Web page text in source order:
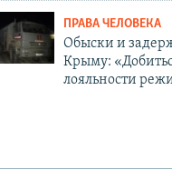
ПРАВА ЧЕЛОВЕКА
Обыски и
Крыму:
лояльности